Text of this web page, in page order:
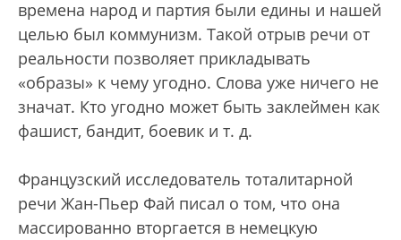
времена народ и партия были едины и нашей
целью был коммунизм. Такой отрыв речи от
реальности позволяет прикладывать
«образы» к чему угодно. Слова уже ничего не
значат. Кто угодно может быть заклеймен как
фашист, бандит, боевик и т. д.
Французский исследователь тоталитарной
речи Жан-Пьер Фай писал о том, что она
массированно вторгается в немецкую